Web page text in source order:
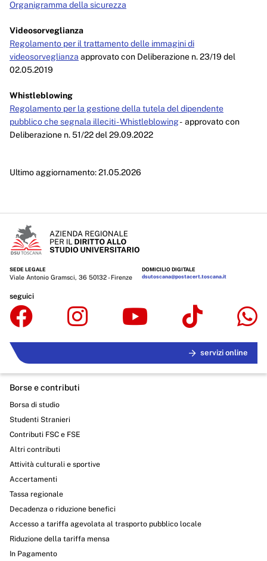
Organigramma della sicurezza
Videosorveglianza
Regolamento per il trattamento delle immagini di
videosorveglianza approvato con Deliberazione n. 23/19 del
02.05.2019
Whistleblowing
Regolamento per la gestione della tutela del dipendente
pubblico che segnala illeciti - Whistleblowing- approvato con
Deliberazione n. 51/22 del 29.09.2022
Ultimo aggiornamento: 21.05.2026
SEDE LEGALE
Viale Antonio Gramsci, 36 50132 - Firenze
DOMICILIO DIGITALE
dsutoscana@postacert.toscana.it
seguici
servizi online
Borse e contributi
Borsa di studio
Studenti Stranieri
Contributi FSC e FSE
Altri contributi
Attività culturali e sportive
Accertamenti
Tassa regionale
Decadenza o riduzione benefici
Accesso a tariffa agevolata al trasporto pubblico locale
Riduzione della tariffa mensa
In Pagamento